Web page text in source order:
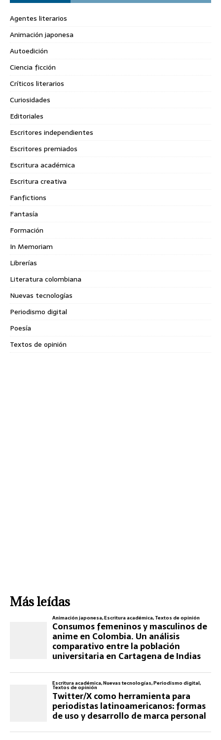
Agentes literarios
Animación japonesa
Autoedición
Ciencia ficción
Críticos literarios
Curiosidades
Editoriales
Escritores independientes
Escritores premiados
Escritura académica
Escritura creativa
Fanfictions
Fantasía
Formación
In Memoriam
Librerías
Literatura colombiana
Nuevas tecnologías
Periodismo digital
Poesía
Textos de opinión
Más leídas